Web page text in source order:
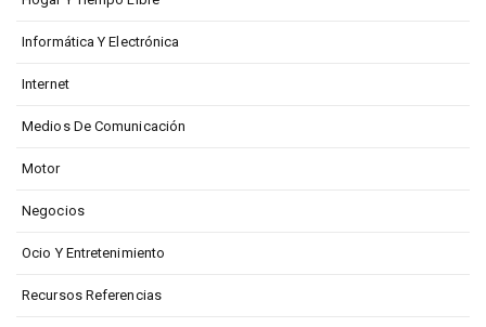
Informática Y Electrónica
Internet
Medios De Comunicación
Motor
Negocios
Ocio Y Entretenimiento
Recursos Referencias